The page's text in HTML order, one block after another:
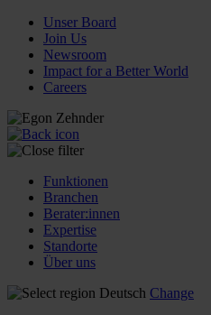
Unser Board
Join Us
Newsroom
Impact for a Better World
Careers
Funktionen
Branchen
Berater:innen
Expertise
Standorte
Über uns
Deutsch Change